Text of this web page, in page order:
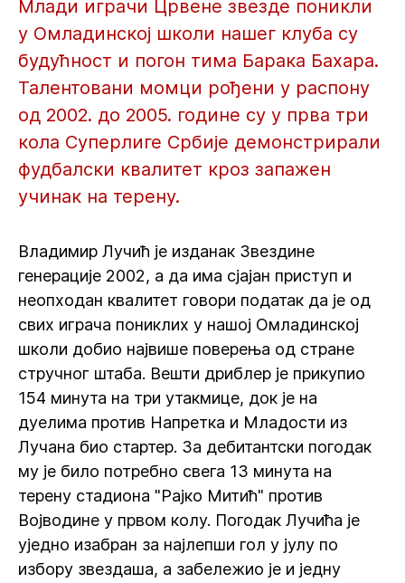
Млади играчи Црвене звезде поникли
у Омладинској школи нашег клуба су
будућност и погон тима Барака Бахара.
Талентовани момци рођени у распону
од 2002. до 2005. године су у прва три
кола Суперлиге Србије демонстрирали
фудбалски квалитет кроз запажен
учинак на терену.
Владимир Лучић је изданак Звездине
генерације 2002, а да има сјајан приступ и
неопходан квалитет говори податак да је од
свих играча пониклих у нашој Омладинској
школи добио највише поверења од стране
стручног штаба. Вешти дриблер је прикупио
154 минута на три утакмице, док је на
дуелима против Напретка и Младости из
Лучана био стартер. За дебитантски погодак
му је било потребно свега 13 минута на
терену стадиона "Рајко Митић" против
Војводине у првом колу. Погодак Лучића је
уједно изабран за најлепши гол у јулу по
избору звездаша, а забележио је и једну